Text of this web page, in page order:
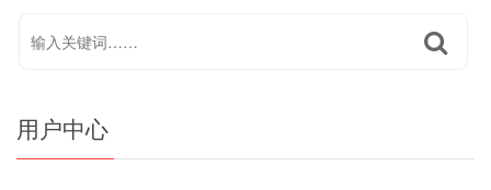
用户中心